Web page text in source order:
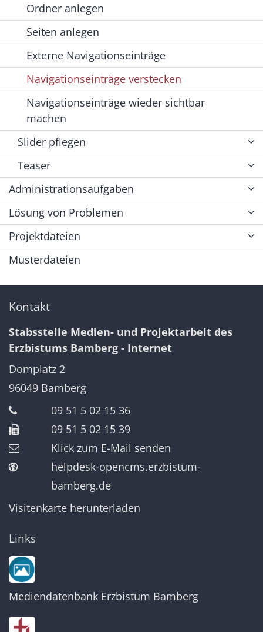
Ordner anlegen
Seiten anlegen
Externe Navigationseinträge
Navigationseinträge verstecken
Navigationseinträge wieder sichtbar
machen
Slider pflegen
Teaser
Administrationsaufgaben
Lösung von Problemen
Projektdateien
Musterdateien
Kontakt
Stabsstelle Medien- und Projektarbeit des
Erzbistums Bamberg - Internet
Domplatz 2
96049 Bamberg
09 51 5 02 15 36
09 51 5 02 15 39
Klick zum E-Mail senden
helpdesk-opencms.erzbistum-
bamberg.de
Visitenkarte herunterladen
Links
Mediendatenbank Erzbistum Bamberg